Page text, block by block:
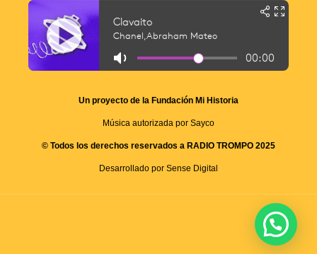
Un proyecto de la Fundación Mi Historia
Música autorizada por Sayco
© Todos los derechos reservados a RADIO TROMPO 2025
Desarrollado por Sense Digital